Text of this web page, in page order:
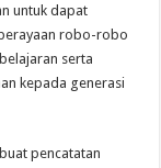
untuk dapat
robo-robo
serta
kepada generasi
pencatatan